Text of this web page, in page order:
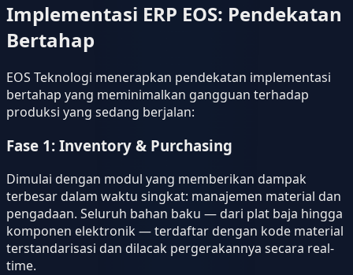
Implementasi ERP EOS: Pendekatan
Bertahap
EOS Teknologi menerapkan pendekatan implementasi
bertahap yang meminimalkan gangguan terhadap
produksi yang sedang berjalan:
Fase 1: Inventory & Purchasing
Dimulai dengan modul yang memberikan dampak
terbesar dalam waktu singkat: manajemen material dan
pengadaan. Seluruh bahan baku — dari plat baja hingga
komponen elektronik — terdaftar dengan kode material
terstandarisasi dan dilacak pergerakannya secara real-
time.